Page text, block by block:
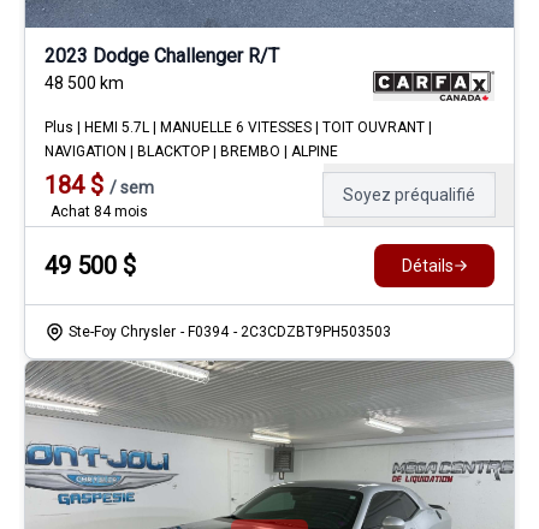
2023 Dodge Challenger R/T
48 500 km
Plus | HEMI 5.7L | MANUELLE 6 VITESSES | TOIT OUVRANT |
NAVIGATION | BLACKTOP | BREMBO | ALPINE
184$ /sem
Achat 84 mois
Soyez préqualifié
49 500 $ Détails
Ste-Foy Chrysler - F0394 - 2C3CDZBT9PH503503